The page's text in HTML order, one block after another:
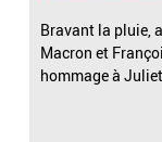
Bravant la pluie,
Macron et
hommage à